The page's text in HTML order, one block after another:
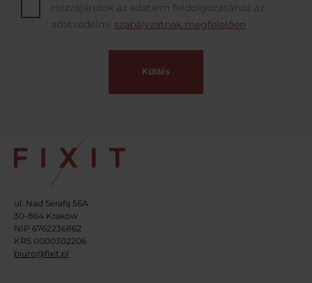
Hozzájárulok az adataim feldolgozásához az
adatvédelmi szabályzatnak megfelelően
ul. Nad Serafą 56A
30-864 Kraków
NIP 6762236862
KRS 0000302206
biuro@fixit.pl